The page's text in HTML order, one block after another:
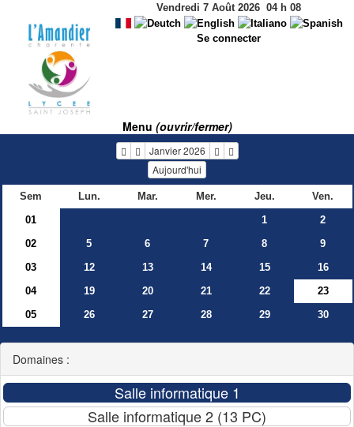
Vendredi 7 Août 2026 04h 08
Se connecter
Menu (ouvrir/fermer)
Janvier 2026
Aujourd'hui
Sem Lun. Mar. Mer. Jeu.
Ven.
01
1
2
02
5 6 7 8
9
03
12 13 14 15
16
04
19 20 21 22
23
05
26 27 28 29 30
Domaines :